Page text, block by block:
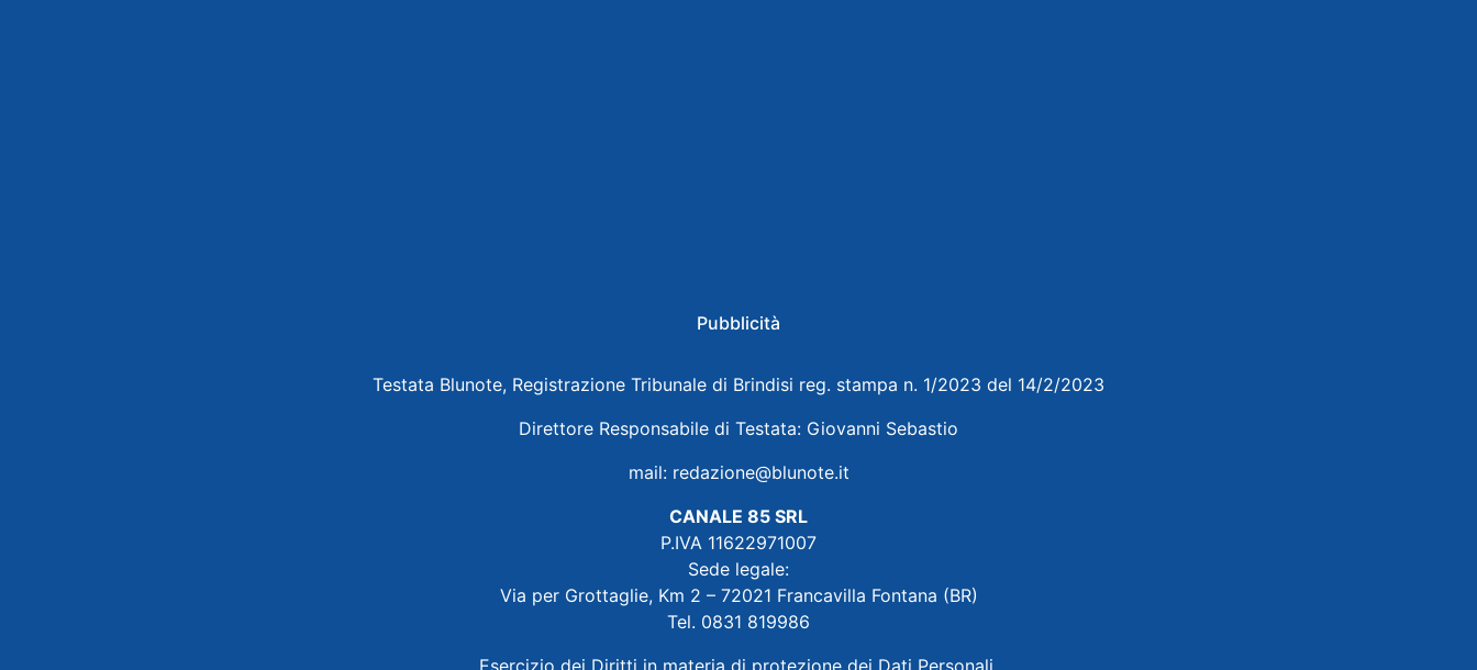
Pubblicità
Testata Blunote, Registrazione Tribunale di Brindisi reg. stampa n. 1/2023 del 14/2/2023
Direttore Responsabile di Testata: Giovanni Sebastio
mail: redazione@blunote.it
CANALE 85 SRL
P.IVA 11622971007
Sede legale:
Via per Grottaglie, Km 2 – 72021 Francavilla Fontana (BR)
Tel. 0831 819986
Esercizio dei Diritti in materia di protezione dei Dati Personali